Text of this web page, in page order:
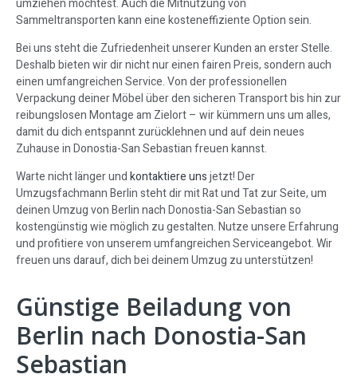
Sammeltransporten kann eine kosteneffiziente Option sein.
Bei uns steht die Zufriedenheit unserer Kunden an erster Stelle.
Deshalb bieten wir dir nicht nur einen fairen Preis, sondern auch
einen umfangreichen Service. Von der professionellen
Verpackung deiner Möbel über den sicheren Transport bis hin zur
reibungslosen Montage am Zielort – wir kümmern uns um alles,
damit du dich entspannt zurücklehnen und auf dein neues
Zuhause in Donostia-San Sebastian freuen kannst.
Warte nicht länger undkontaktiere unsjetzt! Der
Umzugsfachmann Berlin steht dir mit Rat und Tat zur Seite, um
deinen Umzug von Berlin nach Donostia-San Sebastian so
kostengünstig wie möglich zu gestalten. Nutze unsere Erfahrung
und profitiere von unserem umfangreichen Serviceangebot. Wir
freuen uns darauf, dich bei deinem Umzug zu unterstützen!
Günstige Beiladung von
Berlin nach Donostia-San
Sebastian